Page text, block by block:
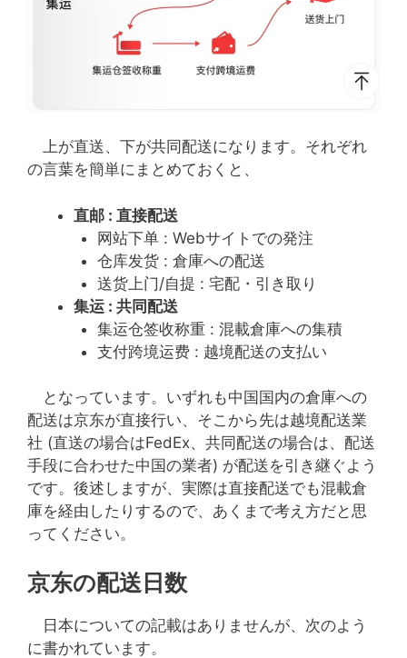
上が直送、下が共同配送になります。それぞれ
の言葉を簡単にまとめておくと、
直邮 : 直接配送
网站下单 : Webサイトでの発注
仓库发货 : 倉庫への配送
送货上门/自提 : 宅配・引き取り
集运 : 共同配送
集运仓签收称重 : 混載倉庫への集積
支付跨境运费 : 越境配送の支払い
となっています。いずれも中国国内の倉庫への
配送は京东が直接行い、そこから先は越境配送業
社 (直送の場合はFedEx、共同配送の場合は、配送
手段に合わせた中国の業者) が配送を引き継ぐよう
です。後述しますが、実際は直接配送でも混載倉
庫を経由したりするので、あくまで考え方だと思
ってください。
京东の配送日数
日本についての記載はありませんが、次のよう
に書かれています。